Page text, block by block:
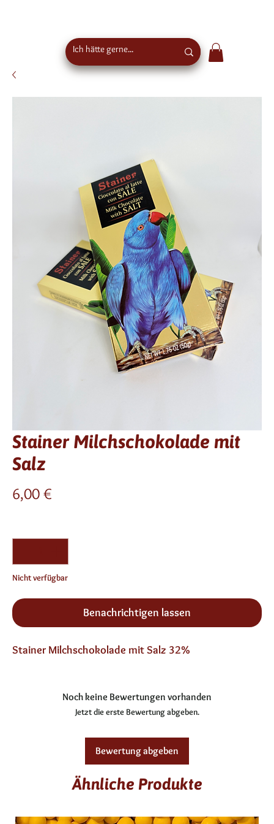
Stainer Milchschokolade mit
Salz
6,00 €Preis
Nicht verfügbar
Benachrichtigen lassen
Stainer Milchschokolade mit Salz 32%
Noch keine Bewertungen vorhanden
Jetzt die erste Bewertung abgeben.
Bewertung abgeben
Ähnliche Produkte